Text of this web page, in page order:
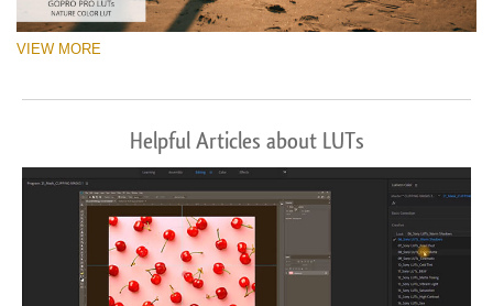
VIEW MORE
Helpful Articles about LUTs